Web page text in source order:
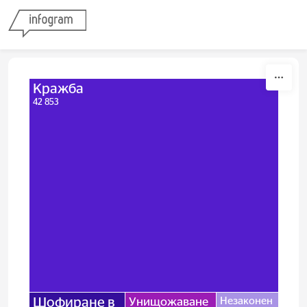
Кражба
42 853
Шофиране в
Унищожаване
Незаконен